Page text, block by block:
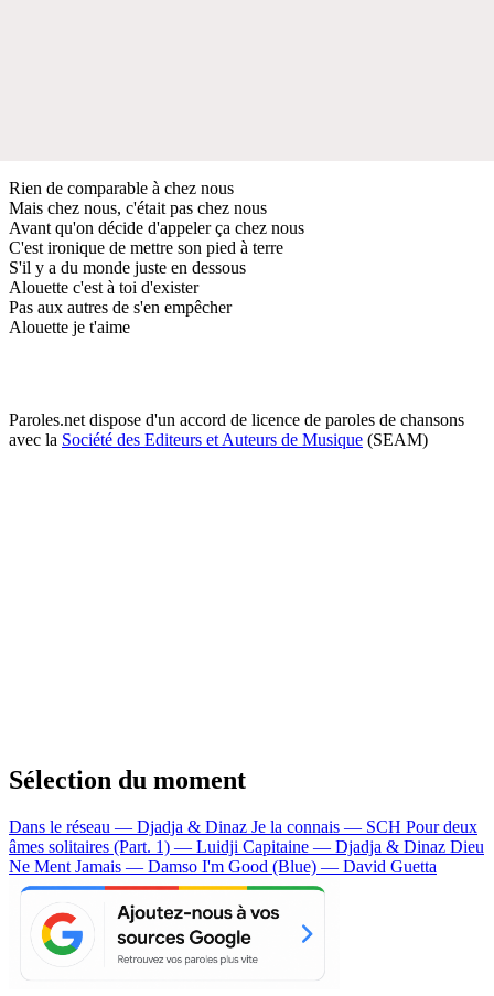
Rien de comparable à chez nous
Mais chez nous, c'était pas chez nous
Avant qu'on décide d'appeler ça chez nous
C'est ironique de mettre son pied à terre
S'il y a du monde juste en dessous
Alouette c'est à toi d'exister
Pas aux autres de s'en empêcher
Alouette je t'aime
Paroles.net dispose d'un accord de licence de paroles de chansons
avec la Société des Editeurs et Auteurs de Musique (SEAM)
Sélection du moment
Dans le réseau — Djadja & Dinaz Je la connais — SCH Pour deux
âmes solitaires (Part. 1) — Luidji Capitaine — Djadja & Dinaz Dieu
Ne Ment Jamais — Damso I'm Good (Blue) — David Guetta